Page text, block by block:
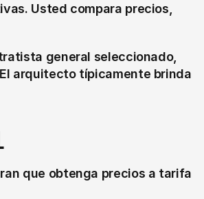
Usted compara precios,
general seleccionado,
arquitecto típicamente brinda
que obtenga precios a tarifa